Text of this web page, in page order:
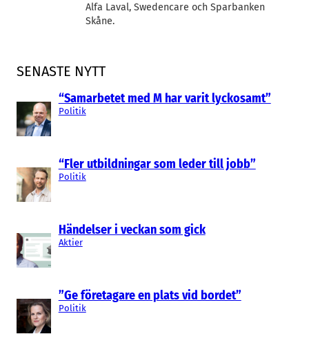
SENASTE NYTT
“Samarbetet med M har varit lyckosamt”
Politik
“Fler utbildningar som leder till jobb”
Politik
Händelser i veckan som gick
Aktier
”Ge företagare en plats vid bordet”
Politik
Alfa Laval, Swedencare och Sparbanken
Skåne.